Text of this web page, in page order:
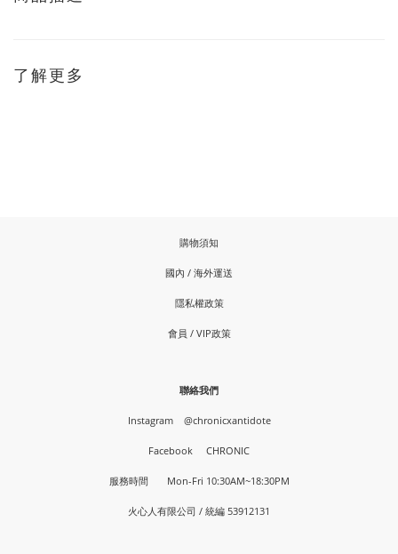
了解更多
購物須知
國內 / 海外運送
隱私權政策
會員 / VIP政策
聯絡我們
Instagram @chronicxantidote
Facebook CHRONIC
服務時間 Mon-Fri 10:30AM~18:30PM
火心人有限公司 / 統編 53912131